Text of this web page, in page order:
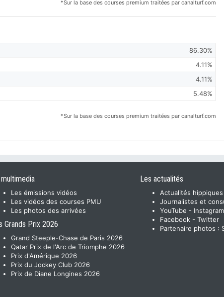
*Sur la base des courses premium traitées par canalturf.com
86.30%
4.11%
4.11%
5.48%
*Sur la base des courses premium traitées par canalturf.com
multimedia
Les émissions vidéos
Les vidéos des courses PMU
Les photos des arrivées
Grands Prix 2026
Grand Steeple-Chase de Paris 2026
Qatar Prix de l'Arc de Triomphe 2026
Prix d'Amérique 2026
Prix du Jockey Club 2026
Prix de Diane Longines 2026
Les actualités
Actualités hippiques
Journalistes et
YouTube - Instagram
Facebook - Twitter
Partenaire photos :